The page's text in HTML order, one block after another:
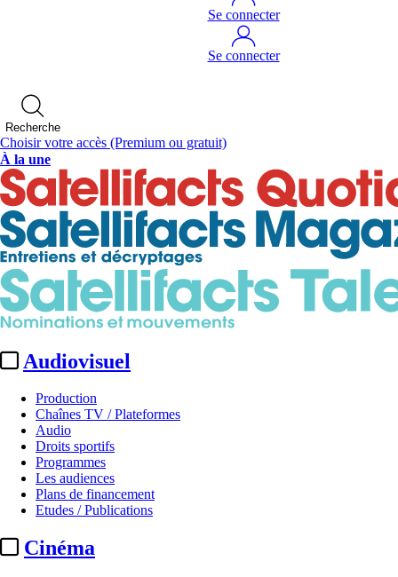
Se connecter
Se connecter
Recherche
Choisir votre accès (Premium ou gratuit)
À la une
Audiovisuel
Production
Chaînes TV / Plateformes
Audio
Droits sportifs
Programmes
Les audiences
Plans de financement
Etudes / Publications
Cinéma